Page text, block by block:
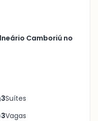
Camboriú no
3Suítes
3Vagas